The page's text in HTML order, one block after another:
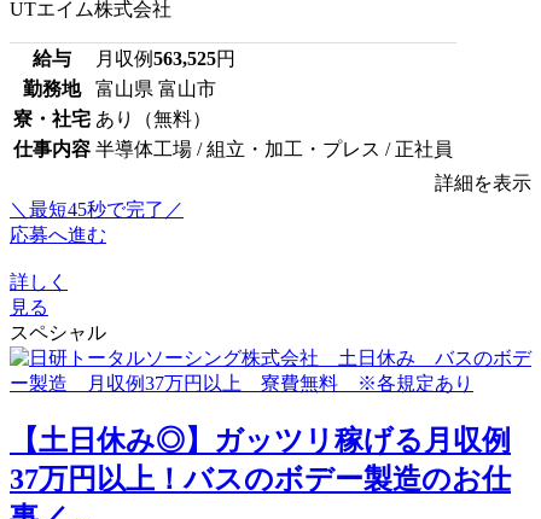
UTエイム株式会社
給与 月収例563,525円
勤務地
富山県 富山市
寮・社宅 あり（無料）
仕事内容 半導体工場 / 組立・加工・プレス / 正社員
詳細を表示
＼最短45秒で完了／
応募へ進む
詳しく
見る
スペシャル
【土日休み◎】ガッツリ稼げる月収例
37万円以上！バスのボデー製造のお仕